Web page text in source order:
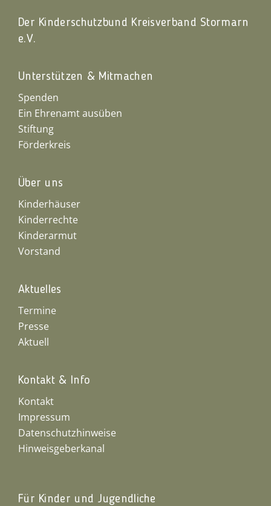
Der Kinderschutzbund Kreisverband Stormarn
e.V.
Unterstützen & Mitmachen
Spenden
Ein Ehrenamt ausüben
Stiftung
Förderkreis
Über uns
Kinderhäuser
Kinderrechte
Kinderarmut
Vorstand
Aktuelles
Termine
Presse
Aktuell
Kontakt & Info
Kontakt
Impressum
Datenschutzhinweise
Hinweisgeberkanal
Für Kinder und Jugendliche